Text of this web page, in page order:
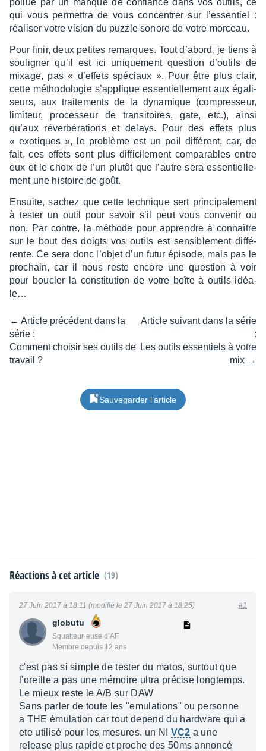
pollué par un manque de confiance dans vos outils, ce
qui vous permet­tra de vous concen­trer sur l’es­sen­tiel :
réali­ser votre vision du puzzle sonore de votre morceau.
Pour finir, deux petites remarques. Tout d’abord, je tiens à
souli­gner qu’il est ici unique­ment ques­tion d’ou­tils de
mixage, pas « d’ef­fets spéciaux ». Pour être plus clair,
cette métho­do­lo­gie s’ap­plique essen­tiel­le­ment aux égali­
seurs, aux trai­te­ments de la dyna­mique (compres­seur,
limi­teur, proces­seur de tran­si­toires, gate, etc.), ainsi
qu’aux réver­bé­ra­tions et delays. Pour des effets plus
« exotiques », le problème est un poil diffé­rent, car, de
fait, ces effets sont plus diffi­ci­le­ment compa­rables entre
eux et le choix de l’un plutôt que l’autre sera essen­tiel­le­
ment une histoire de goût.
Ensuite, sachez que cette tech­nique sert prin­ci­pa­le­ment
à tester un outil pour savoir s’il peut vous conve­nir ou
non. Par contre, la méthode pour apprendre à connaître
sur le bout des doigts vos outils est sensi­ble­ment diffé­
rente. Ce sera donc l’objet d’un futur épisode, mais pas le
prochain, car il nous reste encore une ques­tion à voir
pour boucler la consti­tu­tion de votre boîte à outils idéa­
le…
← Article précédent dans la
série :
Comment choisir ses outils de
travail ?
Article suivant dans la série
:
Les outils essentiels à votre
mix →
Sauvegarder l’article
Réactions à cet article (19)
globutu
Squatteur·euse d’AF
Membre depuis 12 ans
27 Juin 2017 à 18:11 (modifié le 27 Juin 2017 à 18:25) #1
c'est pas si simple de tester du matos, surtout que
l'oreille a pas une mémoire ultra précise longtemps.
Le mieux reste le A/B sur DAW
Sans parler de toute les "emulations" ou personne
a THE émulation car tout depend du hardware qui a
ete utilisé pour les mesures. un NI VC2 a une
release plus rapide et proche des 50ms annoncé